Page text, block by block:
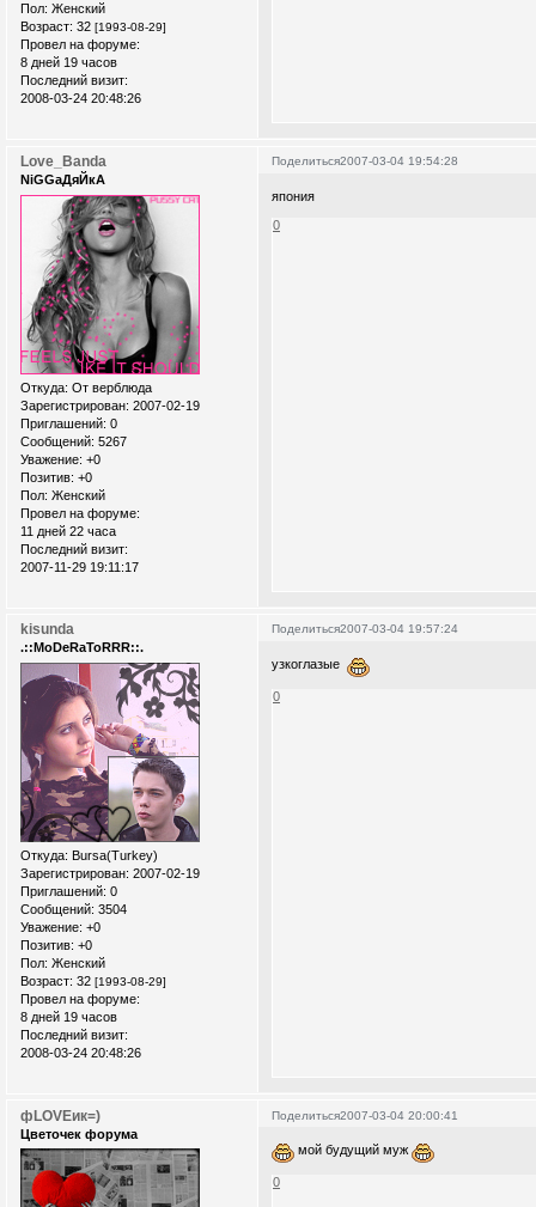
Пол: Женский
Возраст: 32 [1993-08-29]
Провел на форуме:
8 дней 19 часов
Последний визит:
2008-03-24 20:48:26
Поделиться2007-03-04 19:54:28
Love_Banda
NiGGaДяЙкА
Откуда: От верблюда
Зарегистрирован: 2007-02-19
Приглашений: 0
Сообщений: 5267
Уважение: +0
Позитив: +0
Пол: Женский
Провел на форуме:
11 дней 22 часа
Последний визит:
2007-11-29 19:11:17
япония
0
Поделиться2007-03-04 19:57:24
kisunda
.::MoDeRaToRRR::.
Откуда: Bursa(Turkey)
Зарегистрирован: 2007-02-19
Приглашений: 0
Сообщений: 3504
Уважение: +0
Позитив: +0
Пол: Женский
Возраст: 32 [1993-08-29]
Провел на форуме:
8 дней 19 часов
Последний визит:
2008-03-24 20:48:26
узкоглазые
0
Поделиться2007-03-04 20:00:41
фLOVEик=)
Цветочек форума
мой будущий муж
0